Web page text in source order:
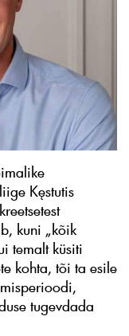
Kęstutis
kuni „kõik
temalt küsiti
kohta, tõi ta esile
tugevdada